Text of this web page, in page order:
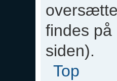
findes på
siden).
Top